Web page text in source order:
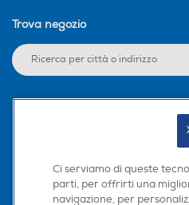
Trova negozio
Scarica la nostra app
Ci serviamo di queste
parti, per offrirti una
navigazione, per